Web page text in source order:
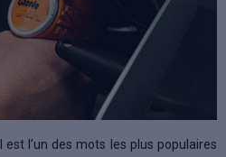
l’un des mots les plus populaires